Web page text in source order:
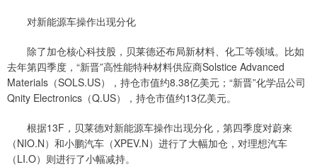
对新能源车操作出现分化
除了加仓核心科技股，贝莱德还布局新材料、化工等领域。比如
去年第四季度，“新晋”高性能特种材料供应商Solstice Advanced
Materials（SOLS.US），持仓市值约8.38亿美元；“新晋”化学品公司
Qnity Electronics（Q.US），持仓市值约13亿美元。
根据13F，贝莱德对新能源车操作出现分化，第四季度对蔚来
（NIO.N）和小鹏汽车（XPEV.N）进行了大幅加仓，对理想汽车
（LI.O）则进行了小幅减持。